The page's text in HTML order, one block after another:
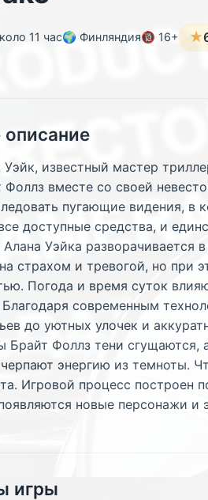
11 час🌍 Финляндия🔞 16+ ★
известный мастер
Фоллз вместе со своей
пугающие видения, в
доступные средства, и
Уэйка
страхом и тревогой, но при
Погода и время суток
Благодаря современным
до уютных улочек и
Брайт Фоллз тени сгущаются,
энергию из темноты.
Игровой процесс построен
новые персонажи и
игры